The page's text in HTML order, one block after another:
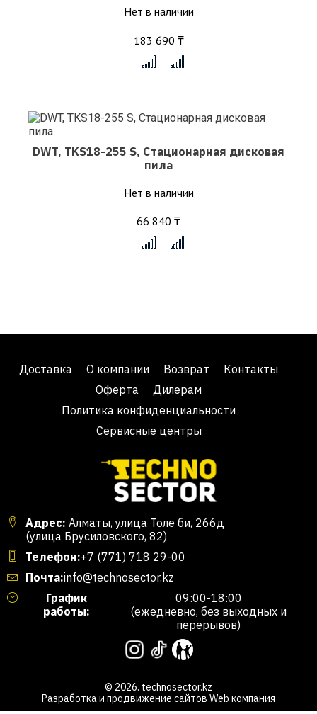
Нет в наличии
183 690 ₸
DWT, TKS18-255 S, Стационарная дисковая
пила
Нет в наличии
66 840 ₸
Доставка О компании Возврат
Контакты
Оферта
Дилерам
Политика конфиденциальности
Сервисные центры
Адрес: Алматы, улица Толе би, 266д
(улица Брусиловского, 82)
Телефон:+7 (771) 718 29-00
Почта:info@technosector.kz
График
работы:
09:00-18:00
(ежедневно, без выходных и
перерывов)
© 2026. technosector.kz
Разработка и продвижение сайтов Web компания